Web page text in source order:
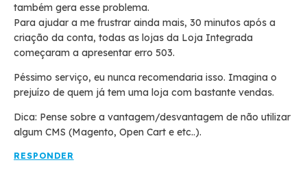
também gera esse problema.
Para ajudar a me frustrar ainda mais, 30 minutos após a
criação da conta, todas as lojas da Loja Integrada
começaram a apresentar erro 503.
Péssimo serviço, eu nunca recomendaria isso. Imagina o
prejuízo de quem já tem uma loja com bastante vendas.
Dica: Pense sobre a vantagem/desvantagem de não utilizar
algum CMS (Magento, Open Cart e etc..).
RESPONDER